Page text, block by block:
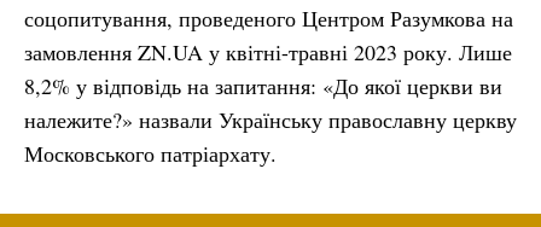
соцопитування, проведеного Центром Разумкова на
замовлення ZN.UA у квітні-травні 2023 року. Лише
8,2% у відповідь на запитання: «До якої церкви ви
належите?» назвали Українську православну церкву
Московського патріархату.